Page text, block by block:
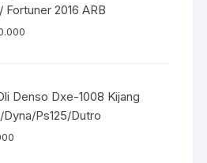
Fortuner 2016 ARB
Denso Dxe-1008 Kijang
Dyna/Ps125/Dutro